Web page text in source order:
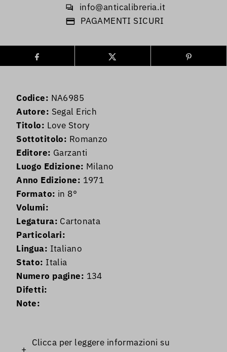
info@anticalibreria.it
PAGAMENTI SICURI
Codice: NA6985
Autore: Segal Erich
Titolo: Love Story
Sottotitolo: Romanzo
Editore: Garzanti
Luogo Edizione: Milano
Anno Edizione: 1971
Formato: in 8°
Volumi:
Legatura: Cartonata
Particolari:
Lingua: Italiano
Stato: Italia
Numero pagine: 134
Difetti:
Note:
+
Clicca per leggere informazioni su